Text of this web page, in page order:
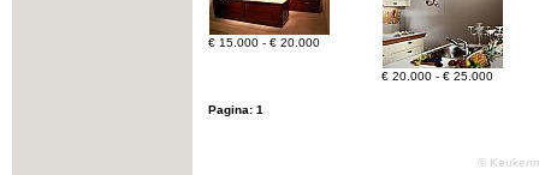
€ 15.000 - € 20.000
€ 20.000 - € 25.000
Pagina: 1
©